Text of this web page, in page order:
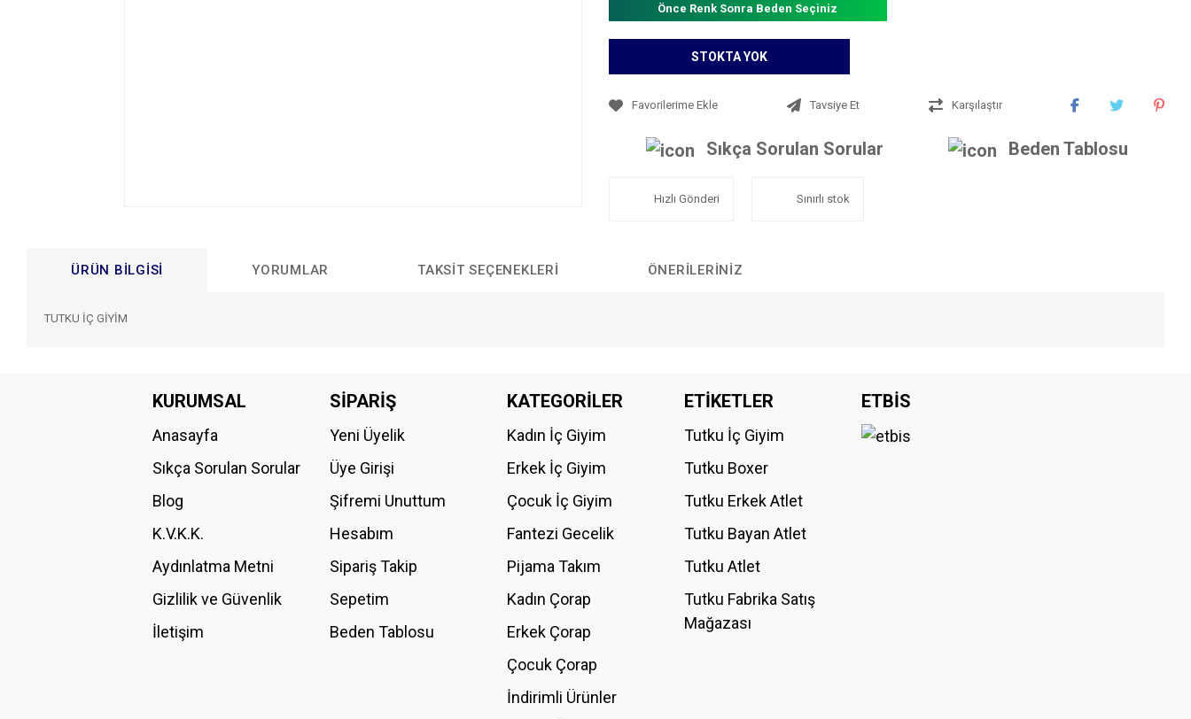
Önce Renk Sonra Beden Seçiniz
STOKTA YOK
Tavsiye Et Karşılaştır
Sıkça Sorulan Sorular Beden Tablosu
Hızlı Gönderi Sınırlı stok
ÜRÜN BILGISI YORUMLAR TAKSIT SEÇENEKLERI ÖNERILERINIZ
TUTKU İÇ GİYİM
Bu ürüne ilk yorumu siz yapın!
Ürün resmi kalitesiz, bozuk veya görüntülenemiyor.
Ürün fiyatı diğer sitelerden daha pahalı.
Bu ürüne benzer farklı alternatifler olmalı.
KURUMSAL
Anasayfa
Sıkça Sorulan Sorular
Blog
K.V.K.K.
Aydınlatma Metni
Gizlilik ve Güvenlik
İletişim
SİPARİŞ
Yeni Üyelik
Üye Girişi
Şifremi Unuttum
Hesabım
Sipariş Takip
Sepetim
Beden Tablosu
KATEGORİLER
Kadın İç Giyim
Erkek İç Giyim
Çocuk İç Giyim
Fantezi Gecelik
Pijama Takım
Kadın Çorap
Erkek Çorap
Çocuk Çorap
İndirimli Ürünler
ETİKETLER
Tutku İç Giyim
Tutku Boxer
Tutku Erkek Atlet
Tutku Bayan Atlet
Tutku Atlet
Tutku Fabrika Satış
Mağazası
ETBİS